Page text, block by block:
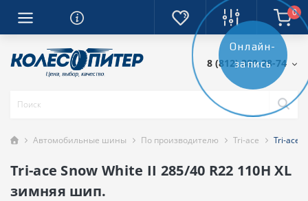
0
8 (812) 389-28-74
Автомобильные шины По производителю Tri-ace Tri-ace
Tri-ace Snow White II 285/40 R22 110H XL
зимняя шип.
Онлайн-
запись